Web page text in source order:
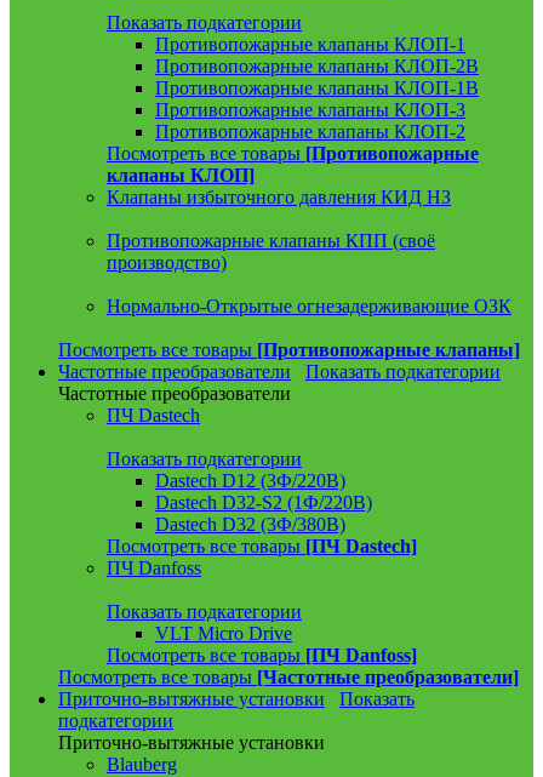
Показать подкатегории
Противопожарные клапаны КЛОП-1
Противопожарные клапаны КЛОП-2В
Противопожарные клапаны КЛОП-1В
Противопожарные клапаны КЛОП-3
Противопожарные клапаны КЛОП-2
Посмотреть все товары [Противопожарные
клапаны КЛОП]
Клапаны избыточного давления КИД НЗ
Противопожарные клапаны КПП (своё
производство)
Нормально-Открытые огнезадерживающие ОЗК
Посмотреть все товары [Противопожарные клапаны]
Частотные преобразователи
Показать подкатегории
Частотные преобразователи
ПЧ Dastech
Показать подкатегории
Dastech D12 (3Ф/220В)
Dastech D32-S2 (1Ф/220В)
Dastech D32 (3Ф/380В)
Посмотреть все товары [ПЧ Dastech]
ПЧ Danfoss
Показать подкатегории
VLT Micro Drive
Посмотреть все товары [ПЧ Danfoss]
Посмотреть все товары [Частотные преобразователи]
Приточно-вытяжные установки
Показать
подкатегории
Приточно-вытяжные установки
Blauberg